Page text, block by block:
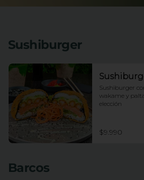
Sushiburger
Sushiburger
wakame y
elección
$9.990
Barcos